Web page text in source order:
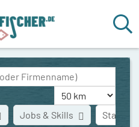
Stadt
Jobs & Skills